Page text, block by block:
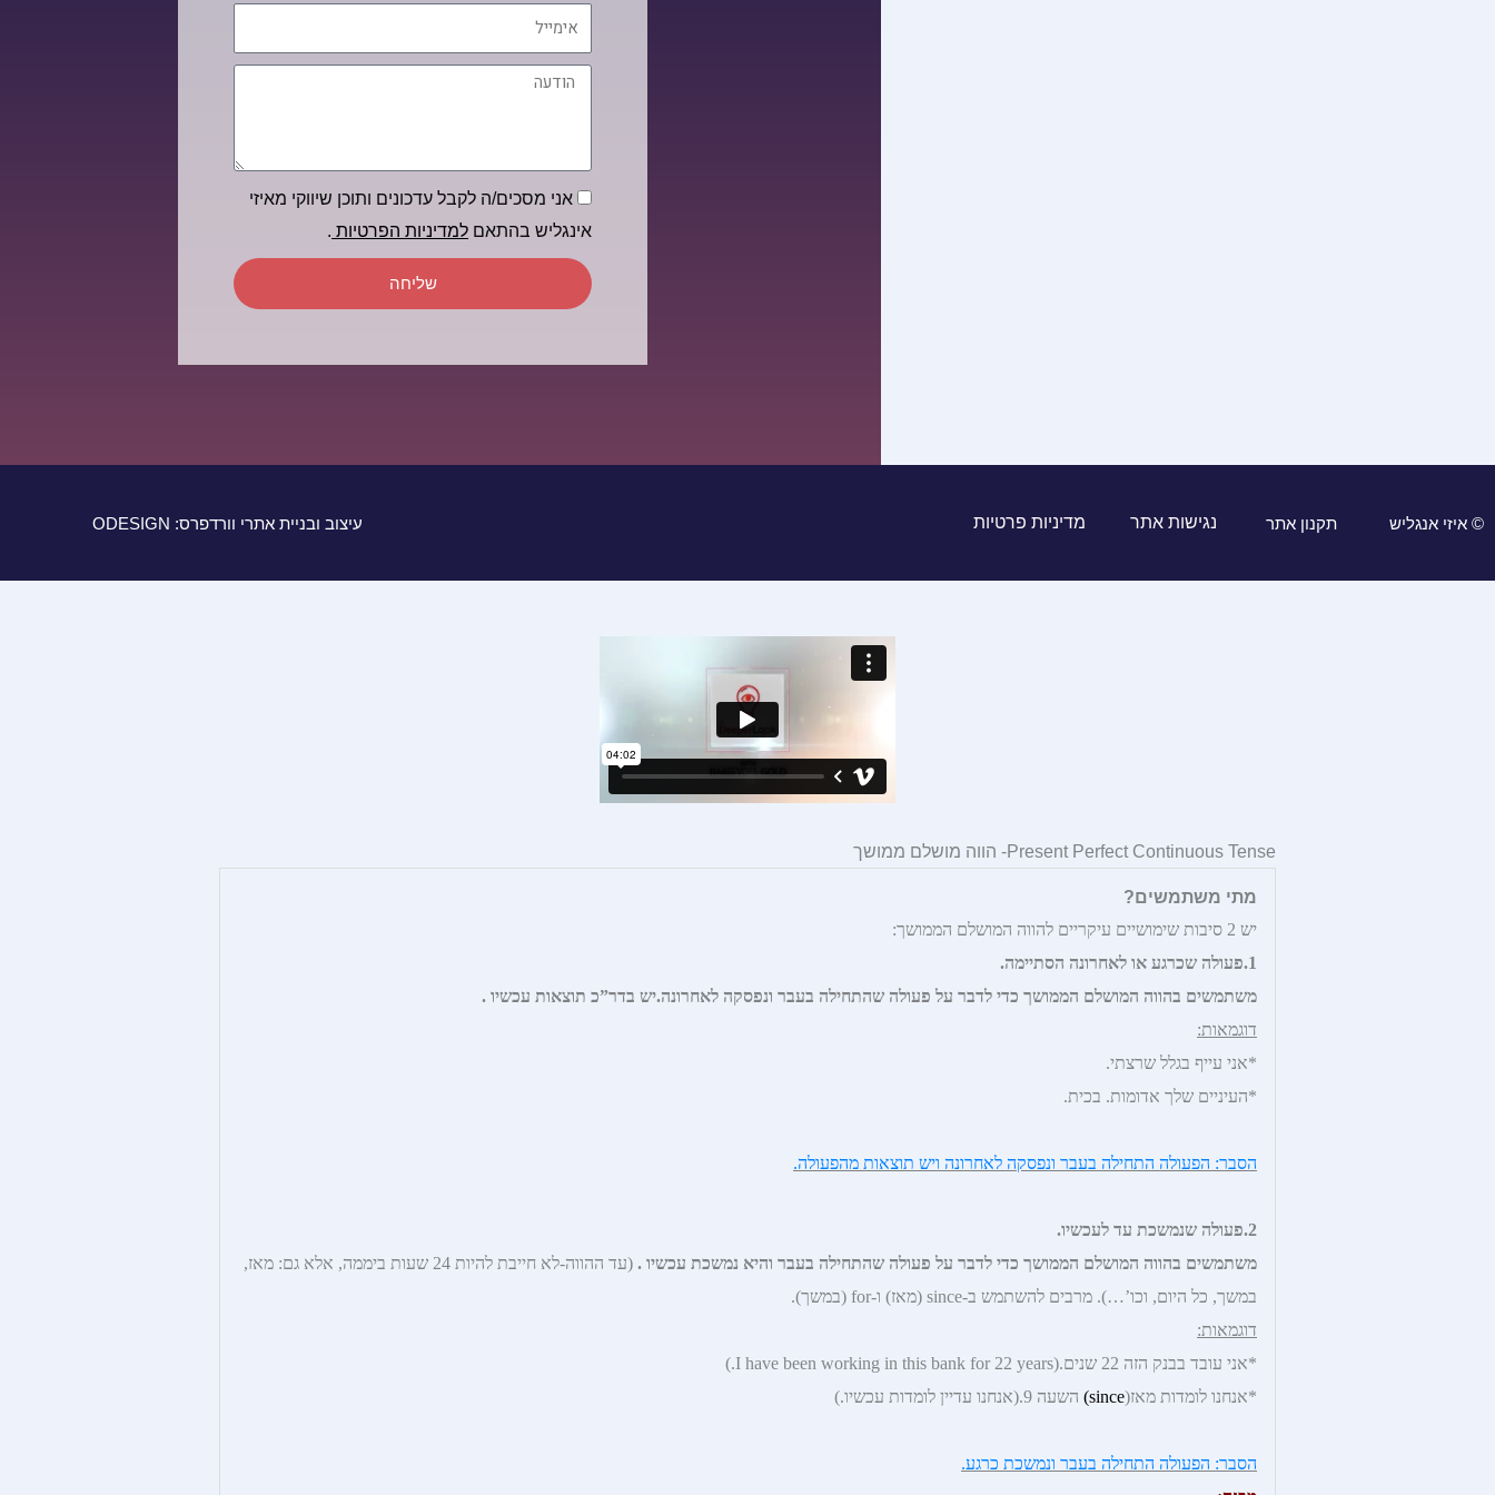
הודעה
הסכמה
אני מסכים/ה לקבל עדכונים ותוכן שיווקי מאיזי
אינגליש בהתאם למדיניות הפרטיות .
שליחה
© איזי אנגליש תקנון אתר נגישות אתר מדיניות פרטיות עיצוב ובניית אתרי וורדפרס: ODESIGN
Present Perfect Continuous Tense- הווה מושלם ממושך
מתי משתמשים?
יש 2 סיבות שימושיים עיקריים להווה המושלם הממושך:
1.פעולה שכרגע או לאחרונה הסתיימה.
משתמשים בהווה המושלם הממושך כדי לדבר על פעולה שהתחילה בעבר ונפסקה לאחרונה.יש בדר”כ תוצאות עכשיו .
דוגמאות:
*אני עייף בגלל שרצתי.
*העיניים שלך אדומות. בכית.
הסבר: הפעולה התחילה בעבר ונפסקה לאחרונה ויש תוצאות מהפעולה.
2.פעולה שנמשכת עד לעכשיו.
משתמשים בהווה המושלם הממושך כדי לדבר על פעולה שהתחילה בעבר והיא נמשכת עכשיו .
(עד ההווה-לא חייבת להיות 24 שעות ביממה, אלא גם: מאז,
במשך, כל היום, וכו’…). מרבים להשתמש ב-since (מאז) ו-for (במשך).
דוגמאות:
*אני עובד בבנק הזה 22 שנים.(I have been working in this bank for 22 years.)
*אנחנו לומדות מאז(
since) השעה 9.(אנחנו עדיין לומדות עכשיו.)
הסבר: הפעולה התחילה בעבר ונמשכת כרגע.